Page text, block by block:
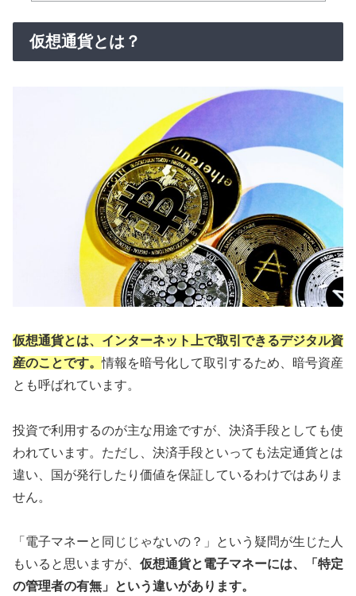
仮想通貨とは？
仮想通貨とは、インターネット上で取引できるデジタル資
産のことです。情報を暗号化して取引するため、暗号資産
とも呼ばれています。
投資で利用するのが主な用途ですが、決済手段としても使
われています。ただし、決済手段といっても法定通貨とは
違い、国が発行したり価値を保証しているわけではありま
せん。
「電子マネーと同じじゃないの？」という疑問が生じた人
もいると思いますが、 仮想通貨と電子マネーには、「 特定
の管理者の有無 」という違いがあります。